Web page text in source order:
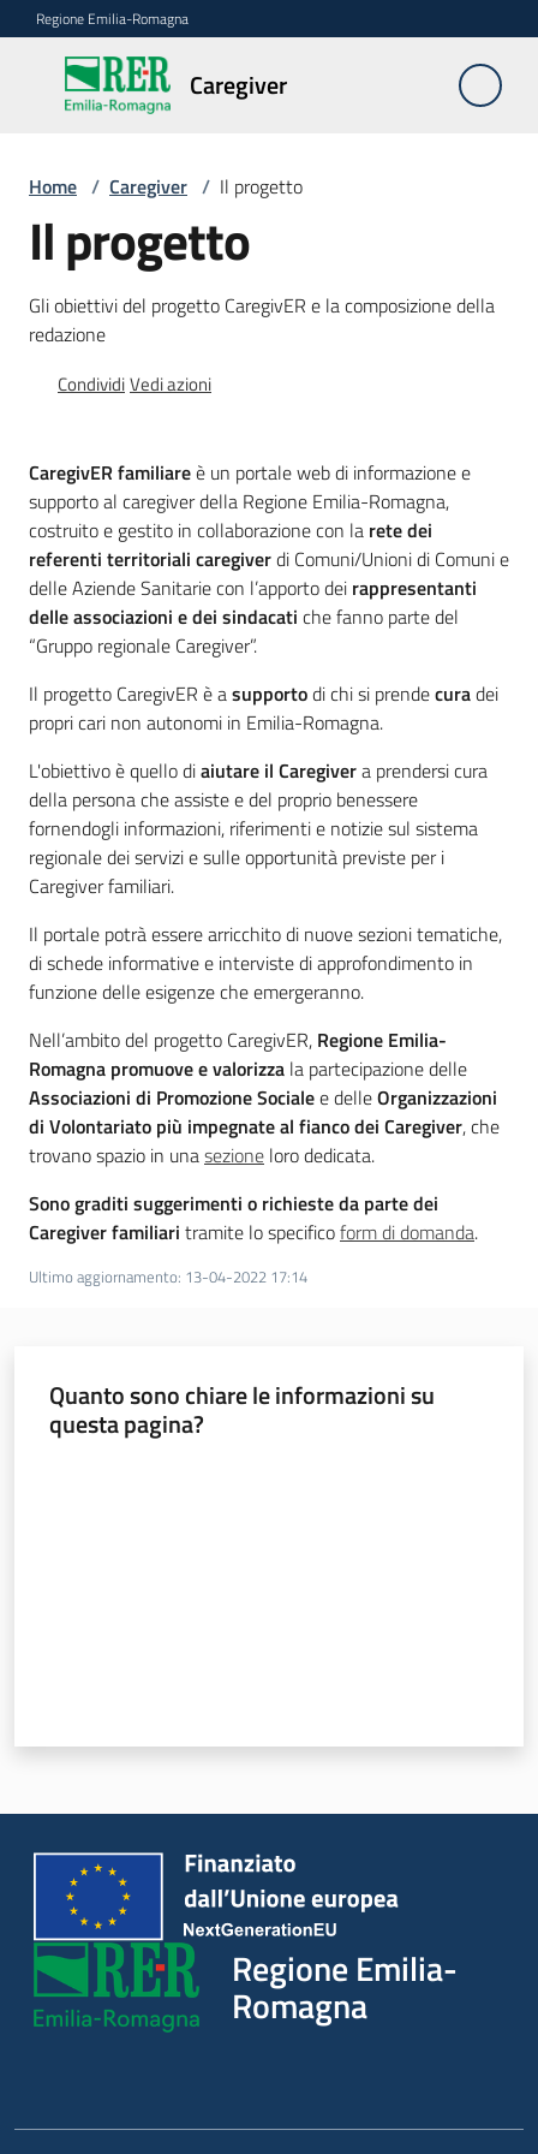
Vai al contenuto
Vai alla navigazione
Vai al footer
Regione Emilia-Romagna
Caregiver
Caregiver
Chi
è
il
Caregiver
della
Regione
Operatori
CaregivER
Emilia-
Romagna
Regione
Novità
Servizi
Leggi Atti Bandi
Home / Caregiver / Il progetto
Il progetto
Gli obiettivi del progetto CaregivER e la composizione della
redazione
CondividiVedi azioni
CaregivER familiareè un portale web di informazione e
supporto al caregiver della Regione Emilia-Romagna,
costruito e gestito in collaborazione con la rete dei
referenti territoriali caregiverdi Comuni/Unioni di Comuni e
delle Aziende Sanitarie con l’apporto dei rappresentanti
delle associazioni e dei sindacati che fanno parte del
“Gruppo regionale Caregiver”.
Il progetto CaregivER è asupportodi chi si prendecuradei
propri cari non autonomi in Emilia-Romagna.
L'obiettivo è quello diaiutare il Caregivera prendersi cura
della persona che assiste e del proprio benessere
fornendogli informazioni, riferimenti e notizie sul sistema
regionale dei servizi e sulle opportunità previste per i
Caregiver familiari.
Il portale potrà essere arricchito di nuove sezioni tematiche,
di schede informative e interviste di approfondimento in
funzione delle esigenze che emergeranno.
Nell’ambito del progetto CaregivER, Regione Emilia-
Romagna promuove e valorizza la partecipazione delle
Associazioni di Promozione Socialee delleOrganizzazioni
di Volontariato più impegnate al fianco dei Caregiver, che
trovano spazio in unasezione loro dedicata.
Sono graditi suggerimenti o richieste da parte dei
Caregiver familiari tramite lo specificoform di domanda.
Ultimo aggiornamento: 13-04-2022 17:14
Quanto sono chiare le informazioni su
questa pagina?
Regione Emilia-
Romagna